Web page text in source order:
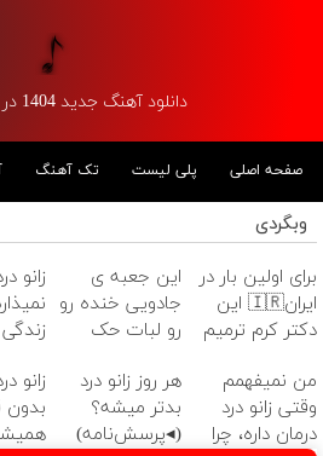
دانلود آهنگ جدید 1404 در ملودی مانیا
صفحه اصلی پلی لیست تک آهنگ
وبگردی
برای اولین بار در
ایران🇮🇷 این
دکتر کرم ترمیم
ساخت!
این جعبه ی
جادویی خنده رو
رو لبات حک
خرید40%تخفیف
زانو
من نمیفهمم
وقتی زانو درد
درمان داره، چرا
هر روز زانو درد
بدتر میشه؟
(◂پرسش‌نامه)
زانو
بدون